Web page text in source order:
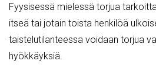
Fyysisessä mielessä torjua
itseä tai jotain toista henkilöä
taistelutilanteessa voidaan torjua
hyökkäyksiä.